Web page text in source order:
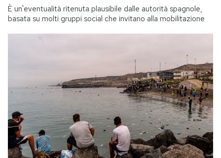
È un'eventualità ritenuta plausibile dalle autorità spagnole,
basata su molti gruppi social che invitano alla mobilitazione